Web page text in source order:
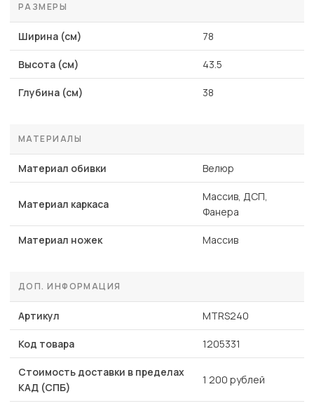
РАЗМЕРЫ
Ширина (см) 78
Высота (см) 43.5
Глубина (см) 38
МАТЕРИАЛЫ
Материал обивки Велюр
Материал каркаса
Массив, ДСП,
Фанера
Материал ножек Массив
ДОП. ИНФОРМАЦИЯ
Артикул MTRS240
Код товара 1205331
Стоимость доставки в пределах
КАД (СПБ)
1 200 рублей